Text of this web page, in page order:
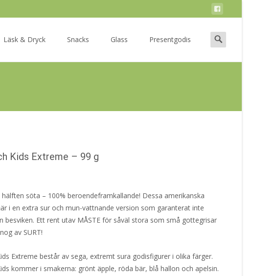
Läsk & Dryck Snacks Glass Presentgodis
Search
for:
Kids Extreme – 99 g
söta – 100% beroendeframkallande! Dessa amerikanska
i en extra sur och mun-vattnande version som garanterat inte
besviken. Ett rent utav MÅSTE för såväl stora som små gottegrisar
av SURT!
Extreme består av sega, extremt sura godisfigurer i olika färger.
kommer i smakerna: grönt äpple, röda bär, blå hallon och apelsin.